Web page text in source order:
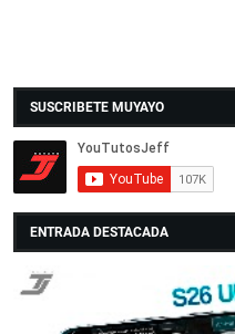
SUSCRIBETE MUYAYO
ENTRADA DESTACADA